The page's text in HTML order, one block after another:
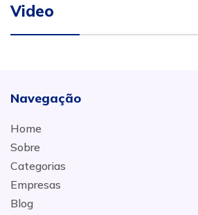
Video
Navegação
Home
Sobre
Categorias
Empresas
Blog